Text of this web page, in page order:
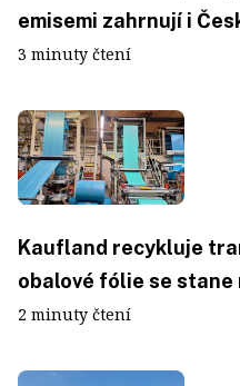
emisemi zahrnují i
3 minuty čtení
Kaufland recykluje
obalové fólie se stane
2 minuty čtení